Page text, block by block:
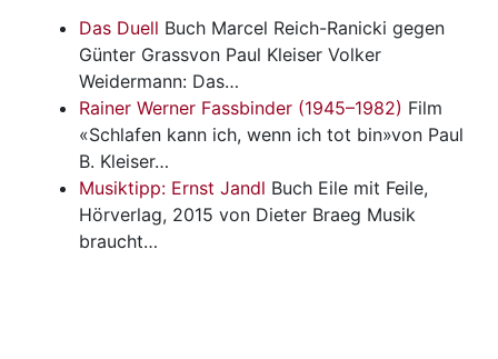
Das Duell Buch Marcel Reich-Ranicki gegen
Günter Grassvon Paul Kleiser Volker
Weidermann: Das…
Rainer Werner Fassbinder (1945–1982) Film
«Schlafen kann ich, wenn ich tot bin»von Paul
B. Kleiser…
Musiktipp: Ernst Jandl Buch Eile mit Feile,
Hörverlag, 2015 von Dieter Braeg Musik
braucht…